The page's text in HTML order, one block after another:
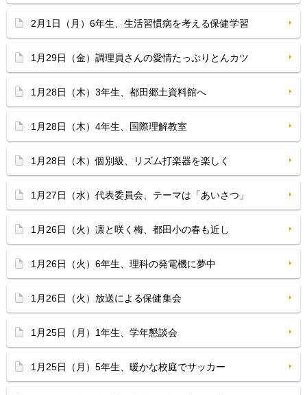
2月1日（月）6年生、生活習慣病を考える保健学習
1月29日（金）調理員さんの愛情たっぷりとんカツ
1月28日（木）3年生、都田郷土資料館へ
1月28日（木）4年生、国際理解教室
1月28日（木）個別級、リズム打楽器を楽しく
1月27日（水）代表委員会、テーマは「あいさつ」
1月26日（火）凛と咲く梅、都田小の春も近し
1月26日（火）6年生、理科の発電機に夢中
1月26日（火）放送による保健集会
1月25日（月）1年生、学年懇談会
1月25日（月）5年生、暖かな校庭でサッカー